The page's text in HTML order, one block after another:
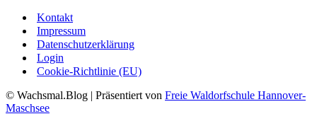
Kontakt
Impressum
Datenschutzerklärung
Login
Cookie-Richtlinie (EU)
© Wachsmal.Blog | Präsentiert von Freie Waldorfschule Hannover-
Maschsee